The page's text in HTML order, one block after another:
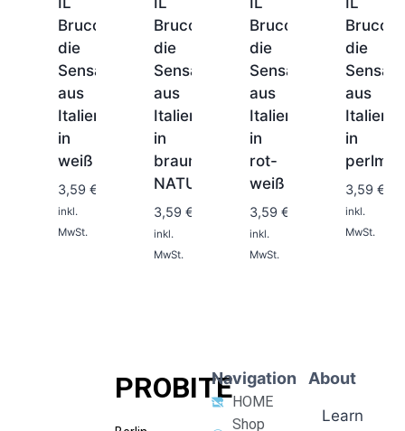
Bruco-
die
Sensation
aus
Italien
in
weiß
3,59 €
inkl.
MwSt.
1-
2
Tage
Bruco-
die
Sensation
aus
Italien
in
braun
NATURTON
3,59 €
inkl.
MwSt.
1-
2
Tage
Bruco-
die
Sensation
aus
Italien
in
rot-
weiß
3,59 €
inkl.
MwSt.
1-
2
Tage
Bruco-
die
aus
Italien
in
3,59 €
inkl.
MwSt.
1-
2
Tage
PROBITENavigation
HOME
Shop
About
Learn